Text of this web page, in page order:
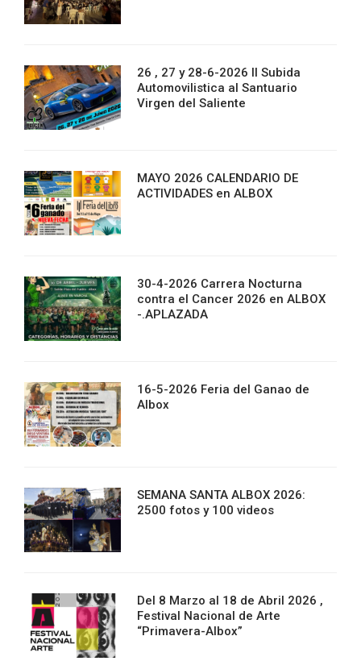
26 , 27 y 28-6-2026 II Subida
Automovilistica al Santuario
Virgen del Saliente
MAYO 2026 CALENDARIO DE
ACTIVIDADES en ALBOX
30-4-2026 Carrera Nocturna
contra el Cancer 2026 en ALBOX
-.APLAZADA
16-5-2026 Feria del Ganao de
Albox
SEMANA SANTA ALBOX 2026:
2500 fotos y 100 videos
Del 8 Marzo al 18 de Abril 2026 ,
Festival Nacional de Arte
“Primavera-Albox”